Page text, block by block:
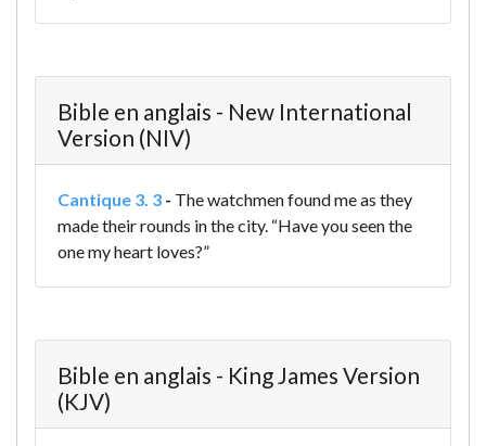
Bible en anglais - New International
Version (NIV)
Cantique 3. 3 - The watchmen found meas they
made their rounds in the city. “Have you seen the
one my heart loves?”
Bible en anglais - King James Version
(KJV)